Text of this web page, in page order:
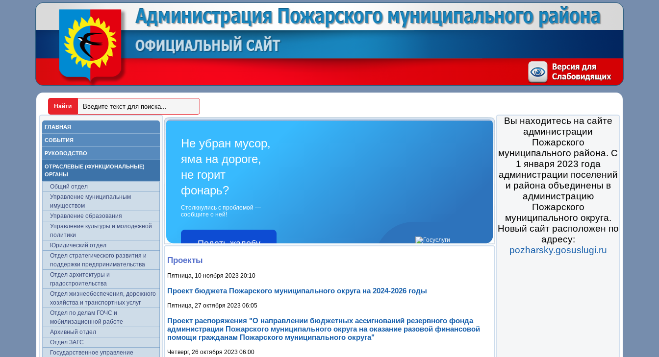
ГЛАВНАЯ
СОБЫТИЯ
РУКОВОДСТВО
ОТРАСЛЕВЫЕ (ФУНКЦИОНАЛЬНЫЕ)
ОРГАНЫ
Общий отдел
Управление муниципальным
имуществом
Управление образования
Управление культуры и молодежной
политики
Юридический отдел
Отдел стратегического развития и
поддержки предпринимательства
Отдел архитектуры и
градостроительства
Отдел жизнеобеспечения, дорожного
хозяйства и транспортных услуг
Отдел по делам ГОЧС и
мобилизационной работе
Архивный отдел
Отдел ЗАГС
Государственное управление
Вы находитесь на сайте
администрации
Пожарского
муниципального района. С
1 января 2023 года
администрации поселений
и района объединены в
администрацию
Пожарского
муниципального округа.
Новый сайт расположен по
адресу:
pozharsky.gosuslugi.ru
Не убран мусор,
яма на дороге,
не горит
фонарь?
Столкнулись с проблемой —
сообщите о ней!
Подать жалобу
Проекты
Пятница, 10 ноября 2023 20:10
Проект бюджета Пожарского муниципального округа на 2024-2026 годы
Пятница, 27 октября 2023 06:05
Проект распоряжения "О направлении бюджетных ассигнований резервного фонда
администрации Пожарского муниципального округа на оказание разовой финансовой
помощи гражданам Пожарского муниципального округа"
Четверг, 26 октября 2023 06:00